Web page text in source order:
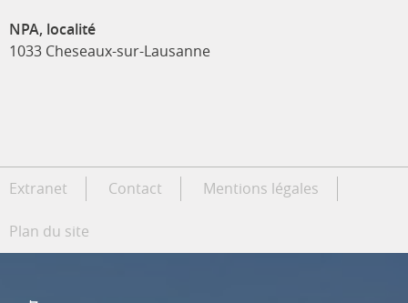
NPA, localité
1033 Cheseaux-sur-Lausanne
Extranet Contact Mentions légales
Plan du site